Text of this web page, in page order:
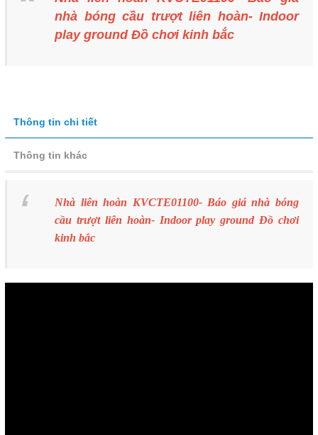
nhà bóng cầu trượt liên hoàn- Indoor
play ground Đồ chơi kinh bắc
Thông tin chi tiết
Thông tin khác
Nhà liên hoàn KVCTE01100- Báo giá nhà bóng
cầu trượt liên hoàn- Indoor play ground Đồ chơi
kinh bắc